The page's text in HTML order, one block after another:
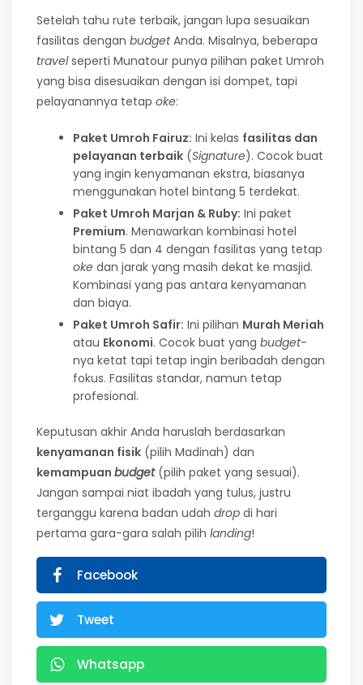
Setelah tahu rute terbaik, jangan lupa sesuaikan
fasilitas dengan budgetAnda. Misalnya, beberapa
travelseperti Munatour punya pilihan paket Umroh
yang bisa disesuaikan dengan isi dompet, tapi
pelayanannya tetap oke:
Paket Umroh Fairuz: Ini kelas fasilitas dan
pelayanan terbaik (Signature). Cocok buat
yang ingin kenyamanan ekstra, biasanya
menggunakan hotel bintang 5 terdekat.
Paket Umroh Marjan & Ruby: Ini paket
Premium. Menawarkan kombinasi hotel
bintang 5 dan 4 dengan fasilitas yang tetap
oke dan jarak yang masih dekat ke masjid.
Kombinasi yang pas antara kenyamanan
dan biaya.
Paket Umroh Safir: Ini pilihan Murah Meriah
atau Ekonomi. Cocok buat yang budget-
nya ketat tapi tetap ingin beribadah dengan
fokus. Fasilitas standar, namun tetap
profesional.
Keputusan akhir Anda haruslah berdasarkan
kenyamanan fisik (pilih Madinah) dan
kemampuan budget(pilih paket yang sesuai).
Jangan sampai niat ibadah yang tulus, justru
terganggu karena badan udah drop di hari
pertama gara-gara salah pilih landing!
Facebook
Tweet
Whatsapp